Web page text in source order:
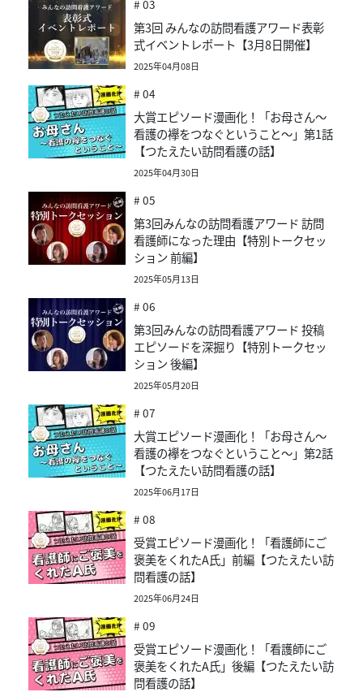
# 03
第3回 みんなの訪問看護アワード表彰
式イベントレポート【3月8日開催】
2025年04月08日
# 04
大賞エピソード漫画化！「お母さん～
看護の襷をつなぐということ～」第1話
【つたえたい訪問看護の話】
2025年04月30日
# 05
第3回みんなの訪問看護アワード 訪問
看護師になった理由【特別トークセッ
ション 前編】
2025年05月13日
# 06
第3回みんなの訪問看護アワード 投稿
エピソードを深掘り【特別トークセッ
ション 後編】
2025年05月20日
# 07
大賞エピソード漫画化！「お母さん～
看護の襷をつなぐということ～」第2話
【つたえたい訪問看護の話】
2025年06月17日
# 08
受賞エピソード漫画化！「看護師にご
褒美をくれたA氏」前編【つたえたい訪
問看護の話】
2025年06月24日
# 09
受賞エピソード漫画化！「看護師にご
褒美をくれたA氏」後編【つたえたい訪
問看護の話】